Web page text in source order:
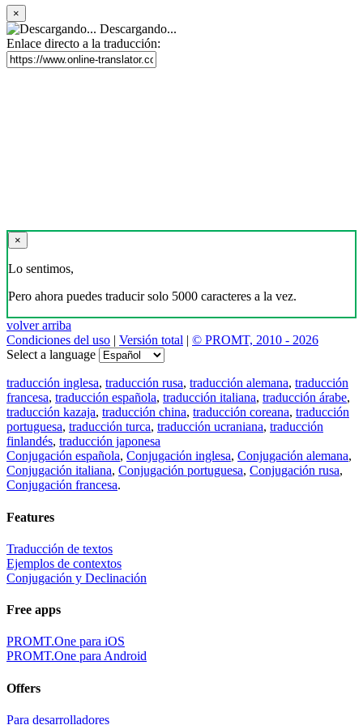
×
Descargando...
Enlace directo a la traducción:
×
Lo sentimos,
Pero ahora puedes traducir solo 5000 caracteres a la vez.
volver arriba
Condiciones del uso | Versión total | © PROMT, 2010 - 2026
Select a language
traducción inglesa, traducción rusa, traducción alemana, traducción
francesa, traducción española, traducción italiana, traducción árabe,
traducción kazaja, traducción china, traducción coreana, traducción
portuguesa, traducción turca, traducción ucraniana, traducción
finlandés, traducción japonesa
Conjugación española, Conjugación inglesa, Conjugación alemana,
Conjugación italiana, Conjugación portuguesa, Conjugación rusa,
Conjugación francesa.
Features
Traducción de textos
Ejemplos de contextos
Conjugación y Declinación
Free apps
PROMT.One para iOS
PROMT.One para Android
Offers
Para desarrolladores